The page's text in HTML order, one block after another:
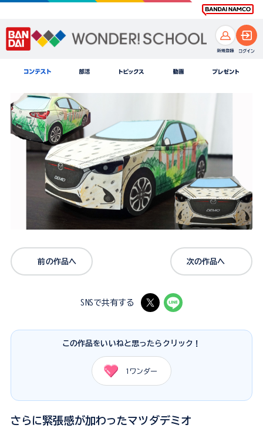
前の作品へ 次の作品へ
SNSで共有する
この作品をいいねと思ったらクリック！
1 ワンダー
さらに緊張感が加わったマツダデミオ